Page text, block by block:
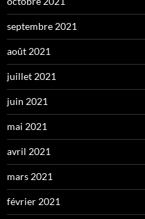
septembre 2021
août 2021
juillet 2021
juin 2021
mai 2021
avril 2021
mars 2021
février 2021